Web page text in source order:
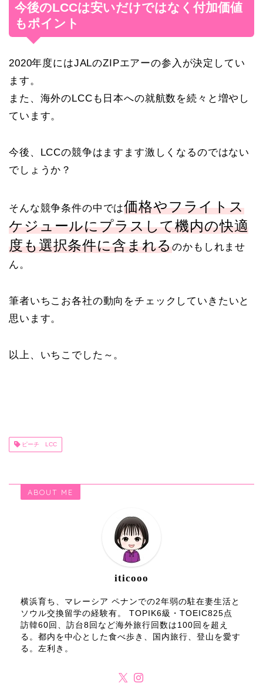
今後のLCCは安いだけではなく付加価値
もポイント
2020年度にはJALのZIPエアーの参入が決定してい
ます。
また、海外のLCCも日本への就航数を続々と増やし
ています。
今後、LCCの競争はますます激しくなるのではない
でしょうか？
そんな競争条件の中では価格やフライトス
ケジュールにプラスして機内の快適
度も選択条件に含まれるのかもしれませ
ん。
筆者いちこお各社の動向をチェックしていきたいと
思います。
以上、いちこでした～。
ピーチ LCC
ABOUT ME
iticooo
横浜育ち、マレーシア ペナンでの2年弱の駐在妻生活と
ソウル交換留学の経験有。 TOPIK6級・TOEIC825点
訪韓60回、訪台8回など海外旅行回数は100回を超え
る。都内を中心とした食べ歩き、国内旅行、登山を愛す
る。左利き。